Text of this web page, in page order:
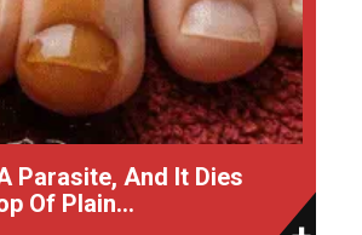
Parasite, And It Dies
Of Plain...